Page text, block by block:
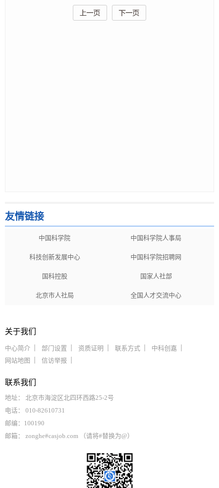
友情链接
中国科学院 中国科学院人事局
科技创新发展中心 中国科学院招聘网
国科控股 国家人社部
北京市人社局 全国人才交流中心
关于我们
中心简介 部门设置 资质证明 联系方式
中科创嘉
网站地图
信访举报
联系我们
地址： 北京市海淀区北四环西路25-2号
电话： 010-82610731
邮编：100190
邮箱： zonghe#casjob.com （请将#替换为@）